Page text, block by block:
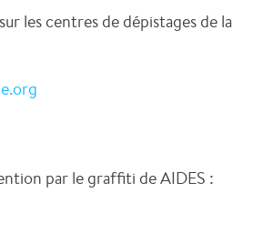
les centres de dépistages de la
par le graffiti de AIDES :